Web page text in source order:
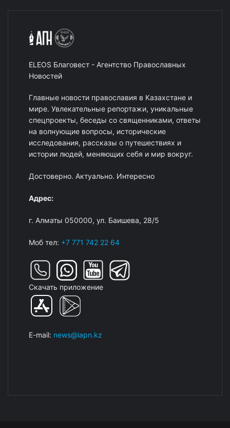
ELEOS Благовест - Агентство Православных
Новостей
Главные новости православия в Казахстане и
мире. Увлекательные репортажи, уникальные
спецпроекты, беседы со священниками, ответы
на волнующие вопросы, исторические
исследования, рассказы о путешествиях и
истории людей, меняющих себя и мир вокруг.
Достоверно. Актуально. Интересно
Адрес:
г. Алматы 050000, ул. Баишева, 28/5
Моб тел: +7 771 742 22 64
Скачать приложение
E-mail: news@iapn.kz